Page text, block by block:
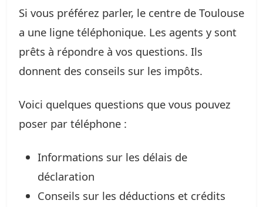
Si vous préférez parler, le centre de Toulouse
a une ligne téléphonique. Les agents y sont
prêts à répondre à vos questions. Ils
donnent des conseils sur les impôts.
Voici quelques questions que vous pouvez
poser par téléphone :
Informations sur les délais de
déclaration
Conseils sur les déductions et crédits